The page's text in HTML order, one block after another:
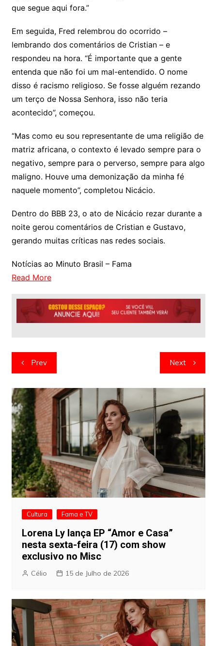
que segue aqui fora.”
Em seguida, Fred relembrou do ocorrido –
lembrando dos comentários de Cristian – e
respondeu na hora. “É importante que a gente
entenda que não foi um mal-entendido. O nome
disso é racismo religioso. Se fosse alguém rezando
um terço de Nossa Senhora, isso não teria
acontecido”, começou.
“Mas como eu sou representante de uma religião de
matriz africana, o contexto é levado sempre para o
negativo, sempre para o perverso, sempre para algo
maligno. Houve uma demonização da minha fé
naquele momento”, completou Nicácio.
Dentro do BBB 23, o ato de Nicácio rezar durante a
noite gerou comentários de Cristian e Gustavo,
gerando muitas críticas nas redes sociais.
Notícias ao Minuto Brasil – Fama
Read More
Navegação
de
artigos
Prev Next
Cultura Fama e TV
Lorena Ly lança EP “Amor e Casa”
nesta sexta-feira (17) com show
exclusivo no Misc
Célio 15 de Julho de 2026